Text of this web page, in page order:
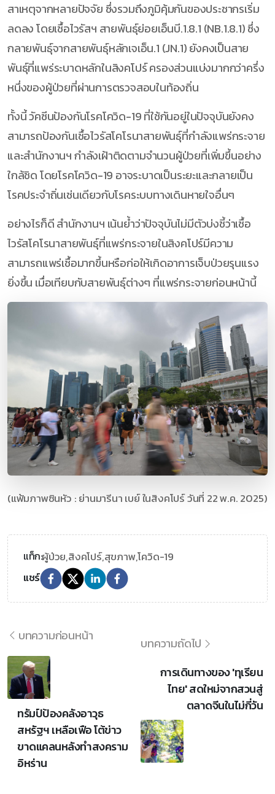
สาเหตุจากหลายปัจจัย ซึ่งรวมถึงภูมิคุ้มกันของประชากรเริ่ม
ลดลง โดยเชื้อไวรัสฯ สายพันธุ์ย่อยเอ็นบี.1.8.1 (NB.1.8.1) ซึ่ง
กลายพันธุ์จากสายพันธุ์หลักเจเอ็น.1 (JN.1) ยังคงเป็นสาย
พันธุ์ที่แพร่ระบาดหลักในสิงคโปร์ ครองส่วนแบ่งมากกว่าครึ่ง
หนึ่งของผู้ป่วยที่ผ่านการตรวจสอบในท้องถิ่น
ทั้งนี้ วัคซีนป้องกันโรคโควิด-19 ที่ใช้กันอยู่ในปัจจุบันยังคง
สามารถป้องกันเชื้อไวรัสโคโรนาสายพันธุ์ที่กำลังแพร่กระจาย
และสำนักงานฯ กำลังเฝ้าติดตามจำนวนผู้ป่วยที่เพิ่มขึ้นอย่าง
ใกล้ชิด โดยโรคโควิด-19 อาจระบาดเป็นระยะและกลายเป็น
โรคประจำถิ่นเช่นเดียวกับโรคระบบทางเดินหายใจอื่นๆ
อย่างไรก็ดี สำนักงานฯ เน้นย้ำว่าปัจจุบันไม่มีตัวบ่งชี้ว่าเชื้อ
ไวรัสโคโรนาสายพันธุ์ที่แพร่กระจายในสิงคโปร์มีความ
สามารถแพร่เชื้อมากขึ้นหรือก่อให้เกิดอาการเจ็บป่วยรุนแรง
ยิ่งขึ้น เมื่อเทียบกับสายพันธุ์ต่างๆ ที่แพร่กระจายก่อนหน้านี้
(แฟ้มภาพซินหัว : ย่านมารีนา เบย์ ในสิงคโปร์ วันที่ 22 พ.ค. 2025)
แท็ก:ผู้ป่วย,สิงคโปร์,สุขภาพ,โควิด-19
แชร์
บทความก่อนหน้า
ทรัมป์ป้องคลังอาวุธ
สหรัฐฯ เหลือเฟือ โต้ข่าว
ขาดแคลนหลังทำสงคราม
อิหร่าน
บทความถัดไป
การเดินทางของ 'ทุเรียน
ไทย' สดใหม่จากสวนสู่
ตลาดจีนในไม่กี่วัน